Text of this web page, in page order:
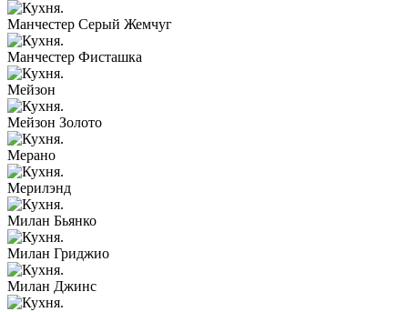
Манчестер Серый Жемчуг
Манчестер Фисташка
Мейзон
Мейзон Золото
Мерано
Мерилэнд
Милан Бьянко
Милан Гриджио
Милан Джинс